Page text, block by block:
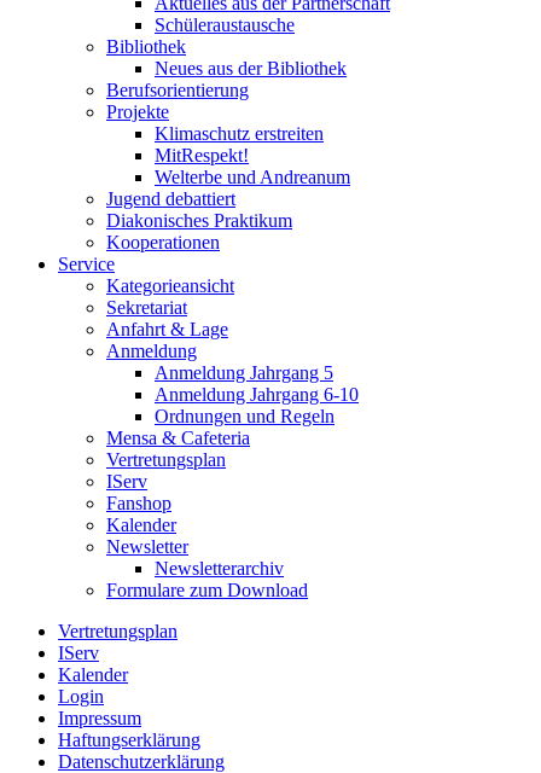
Schüleraustausche
Bibliothek
Neues aus der Bibliothek
Berufsorientierung
Projekte
Klimaschutz erstreiten
MitRespekt!
Welterbe und Andreanum
Jugend debattiert
Diakonisches Praktikum
Kooperationen
Service
Kategorieansicht
Sekretariat
Anfahrt & Lage
Anmeldung
Anmeldung Jahrgang 5
Anmeldung Jahrgang 6-10
Ordnungen und Regeln
Mensa & Cafeteria
Vertretungsplan
IServ
Fanshop
Kalender
Newsletter
Newsletterarchiv
Formulare zum Download
Vertretungsplan
IServ
Kalender
Login
Impressum
Haftungserklärung
Datenschutzerklärung